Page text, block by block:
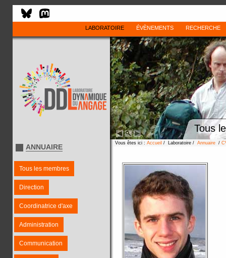
LABORATOIRE ÉVÈNEMENTS RECHERCHE
Tous
ANNUAIRE
Tous les membres
Direction
Coordinatrice d'axe
Administration
Communication
Vous êtes ici : Accueil / Laboratoire / Annuaire /